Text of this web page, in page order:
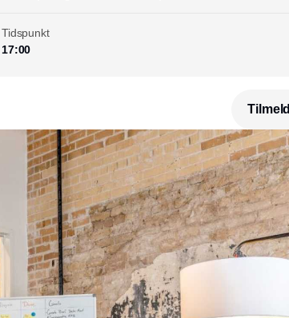
Tidspunkt
17:00
Tilmeld